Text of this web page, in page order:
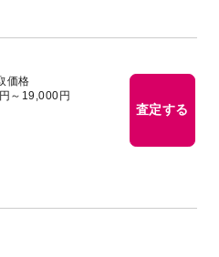
価格
～19,000円
査定する